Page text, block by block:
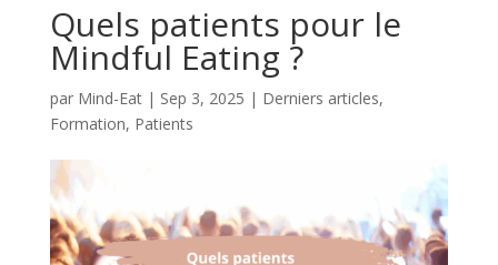
Quels patients pour le
Mindful Eating ?
par Mind-Eat| Sep 3, 2025 | Derniers articles,
Formation, Patients